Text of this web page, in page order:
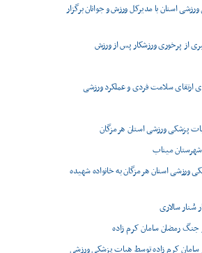
استان با مدیرکل ورزش و جوانان برگزار
از پرخوری ورزشکار پس از ورزش
ارتقای سلامت فردی و عملکرد ورزشی
پزشکی ورزشی استان هرمزگان
میناب
ورزشی استان هرمزگان به خانواده شهیده
سُنار سالاری
جنگ رمضان سامان کرم زاده
سامان کرم زاده توسط هیات پزشکی ورزشی